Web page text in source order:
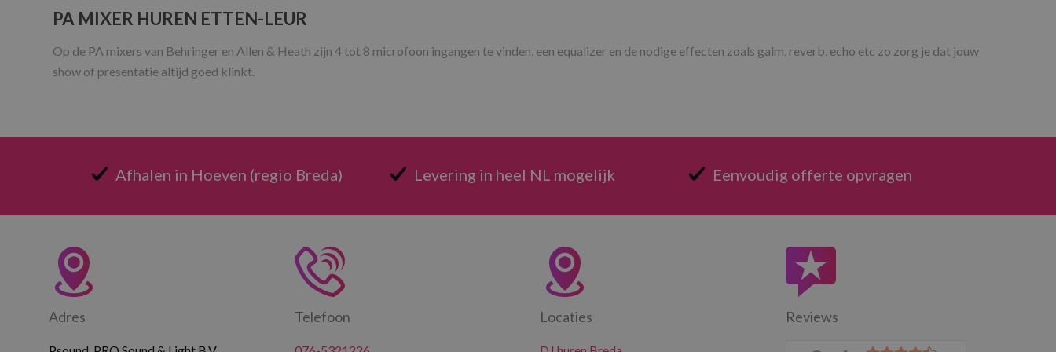
PA MIXER HUREN ETTEN-LEUR
Op de PA mixers van Behringer en Allen & Heath zijn 4 tot 8 microfoon ingangen te vinden, een equalizer en de nodige effecten zoals galm, reverb, echo etc zo zorg je dat jouw
show of presentatie altijd goed klinkt.
Afhalen in Hoeven (regio Breda) Levering in heel NL mogelijk Eenvoudig offerte opvragen
Adres Telefoon Locaties Reviews